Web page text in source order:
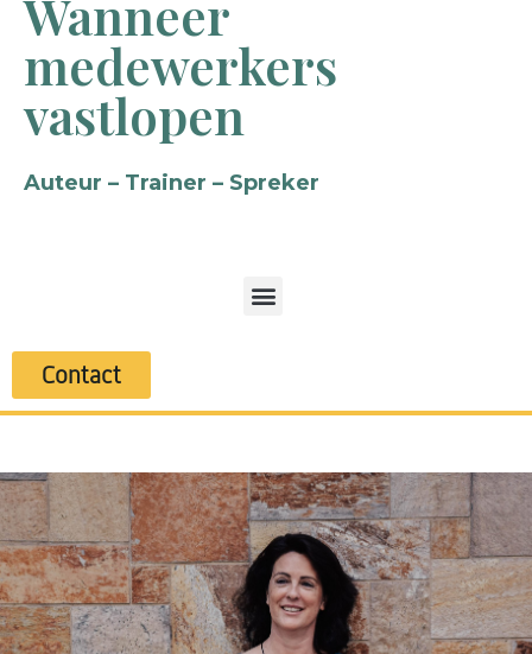
Wanneer
medewerkers
vastlopen
Auteur – Trainer – Spreker
Contact